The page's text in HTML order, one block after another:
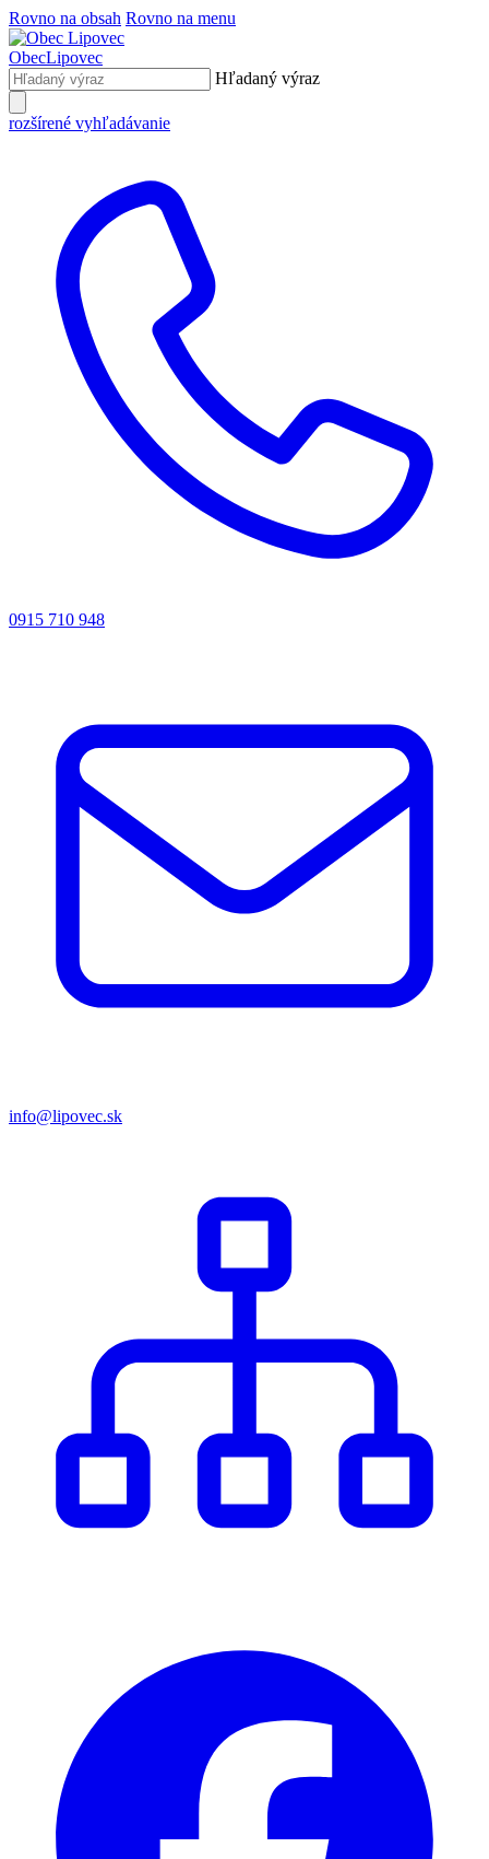
Rovno na obsah Rovno na menu
ObecLipovec
Hľadaný výraz
rozšírené vyhľadávanie
0915 710 948
info@lipovec.sk